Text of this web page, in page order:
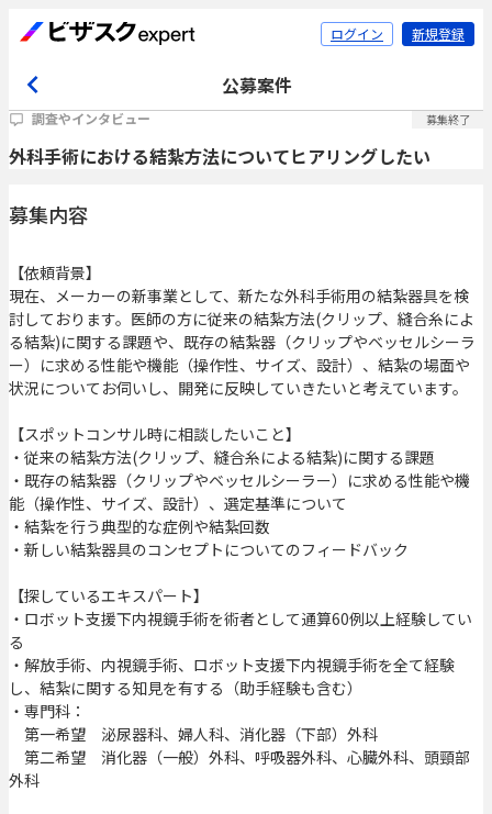
ログイン 新規登録
公募案件
調査やインタビュー 募集終了
外科手術における結紮方法についてヒアリングしたい
募集内容
【依頼背景】
現在、メーカーの新事業として、新たな外科手術用の結紮器具を検
討しております。医師の方に従来の結紮方法(クリップ、縫合糸によ
る結紮)に関する課題や、既存の結紮器（クリップやベッセルシーラ
ー）に求める性能や機能（操作性、サイズ、設計）、結紮の場面や
状況についてお伺いし、開発に反映していきたいと考えています。
【スポットコンサル時に相談したいこと】
・従来の結紮方法(クリップ、縫合糸による結紮)に関する課題
・既存の結紮器（クリップやベッセルシーラー）に求める性能や機
能（操作性、サイズ、設計）、選定基準について
・結紮を行う典型的な症例や結紮回数
・新しい結紮器具のコンセプトについてのフィードバック
【探しているエキスパート】
・ロボット支援下内視鏡手術を術者として通算60例以上経験してい
る
・解放手術、内視鏡手術、ロボット支援下内視鏡手術を全て経験
し、結紮に関する知見を有する（助手経験も含む）
・専門科：
第一希望 泌尿器科、婦人科、消化器（下部）外科
第二希望 消化器（一般）外科、呼吸器外科、心臓外科、頭頸部
外科